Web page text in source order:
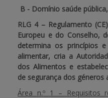
B - Domínio saúde
RLG 4 – Regulamento
Europeu e do Conselho,
determina os princípios
alimentar, cria a
dos Alimentos e
de segurança dos géneros
Área n.º 1 – Requisitos